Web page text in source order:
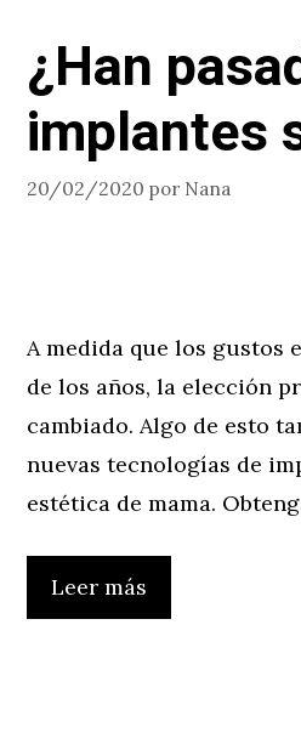
¿Han
implantes
20/02/2020 por Nana
A medida que los gustos
de los años, la elección
cambiado. Algo de esto
nuevas tecnologías de
estética de mama.
Leer más